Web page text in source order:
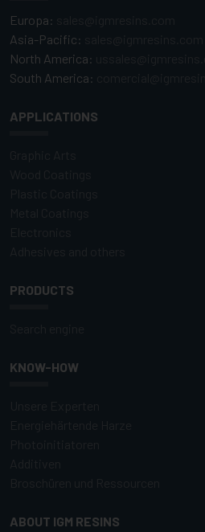
Europa:
Asia-Pacific:
North America:
South America:
APPLICATIONS
PRODUCTS
KNOW-HOW
ABOUT IGM RESINS